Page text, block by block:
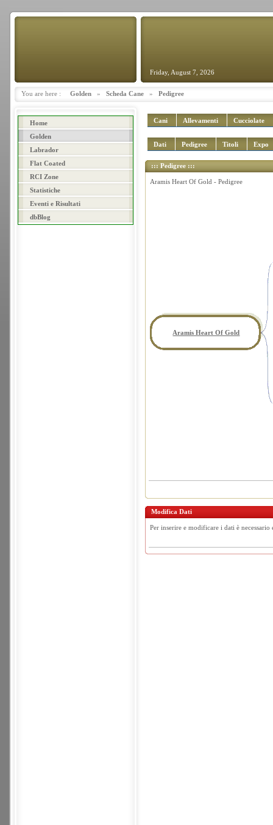
Friday, August 7, 2026
You are here : Golden » Scheda Cane » Pedigree
Home
Golden
Labrador
Flat Coated
RCI Zone
Statistiche
Eventi e Risultati
dbBlog
Cani Allevamenti Cucciolate
Dati Pedigree Titoli Expo
::: Pedigree :::
Aramis Heart Of Gold - Pedigree
Aramis Heart Of Gold
Modifica Dati
Per inserire e modificare i dati è necessario